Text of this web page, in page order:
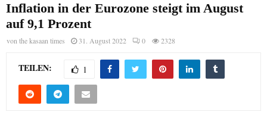
Inflation in der Eurozone steigt im August
auf 9,1 Prozent
vonthe kasaan times 31. August 2022 0 2328
TEILEN: 1